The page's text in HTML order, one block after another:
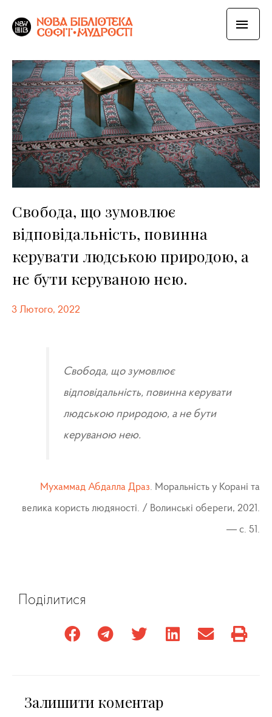
Свобода, що зумовлює
відповідальність, повинна
керувати людською природою, а
не бути керуваною нею.
3 Лютого, 2022
Свобода, що зумовлює
відповідальність, повинна керувати
людською природою, а не бути
керуваною нею.
Мухаммад Абдалла Драз. Моральність у Корані та
велика користь людяності. / Волинські обереги, 2021.
— с. 51.
Поділитися
Залишити коментар